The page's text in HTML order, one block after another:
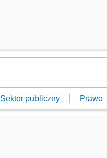
Sektor publiczny Prawo